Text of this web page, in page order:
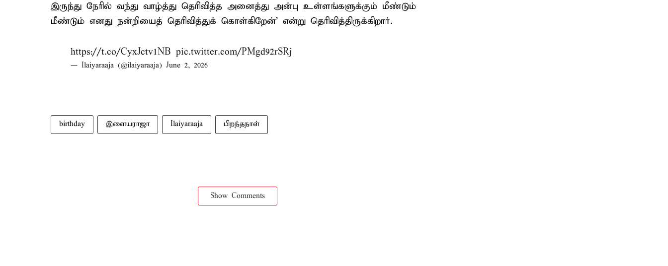
இருந்து நேரில் வந்து வாழ்த்து தெரிவித்த அனைத்து அன்பு உள்ளங்களுக்கும் மீண்டும்
மீண்டும் எனது நன்றியைத் தெரிவித்துக் கொள்கிறேன்’ என்று தெரிவித்திருக்கிறார்.
https://t.co/CyxJctv1NB pic.twitter.com/PMgd92rSRj
— Ilaiyaraaja (@ilaiyaraaja) June 2, 2026
birthday இளையராஜா Ilaiyaraaja பிறந்தநாள்
Show Comments